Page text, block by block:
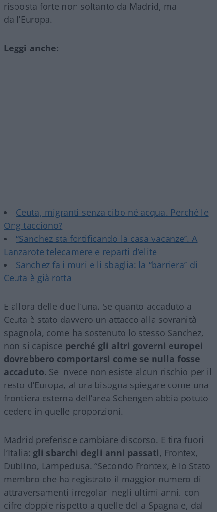
risposta forte non soltanto da Madrid, ma
dall’Europa.
Leggi anche:
Ceuta, migranti senza cibo né acqua. Perché le
Ong tacciono?
“Sanchez sta fortificando la casa vacanze”. A
Lanzarote telecamere e reparti d’elite
Sanchez fa i muri e li sbaglia: la “barriera” di
Ceuta è già rotta
E allora delle due l’una. Se quanto accaduto a
Ceuta è stato davvero un attacco alla sovranità
spagnola, come ha sostenuto lo stesso Sanchez,
non si capisce perché gli altri governi europei
dovrebbero comportarsi come se nulla fosse
accaduto. Se invece non esiste alcun rischio per il
resto d’Europa, allora bisogna spiegare come una
frontiera esterna dell’area Schengen abbia potuto
cedere in quelle proporzioni.
Madrid preferisce cambiare discorso. E tira fuori
l’Italia: gli sbarchi degli anni passati, Frontex,
Dublino, Lampedusa. “Secondo Frontex, è lo Stato
membro che ha registrato il maggior numero di
attraversamenti irregolari negli ultimi anni, con
cifre doppie rispetto a quelle della Spagna e, dal